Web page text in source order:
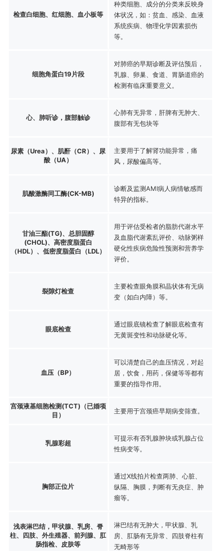
检查白细胞、红细胞、血小板等
种类细胞、成分的分类来反映身
体状况，如：贫血、感染、血液
系统疾病、物理化学因素损伤
等。
细胞角蛋白19片段
对肺癌的早期诊断及评估预后，
乳腺、卵巢、食道、胃肠道癌的
检测有临床重要意义。
心、肺听诊，腹部触诊
心肺有无异常，肝脾有无肿大、
腹部有无包块等
尿素（Urea）、肌酐（CR）、尿
酸（UA）
主要用于了解肾功能异常，痛
风，尿酸偏高等。
肌酸激酶同工酶(CK-MB)
诊断及监测AMI病人病情敏感而
特异的指标。
甘油三酯(TG)、总胆固醇
(CHOL)、高密度脂蛋白
（HDL）、低密度脂蛋白（LDL）
用于评估受检者的脂肪代谢水平
及血脂代谢紊乱评价、动脉粥样
硬化性疾病危险性预测和营养学
评价。
裂隙灯检查
主要检查眼角膜和晶状体有无病
变（如白内障）等。
眼底检查
通过眼底镜检查了解眼底检查有
无黄斑变性和动脉硬化等。
血压（BP）
可以清楚自己的血压情况，对起
居，饮食，用药，保健等等都有
重要的指导作用。
宫颈液基细胞检测(TCT)（已婚项
目）
主要用于宫颈癌早期病变筛查。
乳腺彩超
可提示有否乳腺肿块或乳腺占位
性病变等。
胸部正位片
通过X线拍片检查两肺、心脏、
纵隔、胸膜，判断有无炎症、肿
瘤等。
浅表淋巴结，甲状腺、乳房、脊
柱、四肢、外生殖器、前列腺、肛
肠指检、皮肤等
淋巴结有无肿大，甲状腺、乳
房、肛肠有无异常、四肢脊柱有
无畸形等